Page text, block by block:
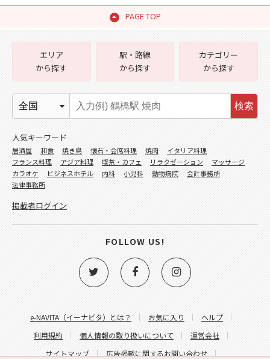
PAGE TOP
e-NAVITA（イーナビタ）とは？ お気に入り
ヘルプ
利用規約
個人情報の取り扱いについて
運営会社
サイトマップ
広告掲載に関するお問い合わせ
エリア
から探す
駅・路線
から探す
カテゴリー
から探す
検索
人気キーワード
居酒屋 和食 焼き鳥 懐石・会席料理 焼肉
イタリア料理
フランス料理
アジア料理 喫茶・カフェ リラクゼーション
マッサージ
カラオケ
ビジネスホテル 内科 小児科 動物病院
会計事務所
法律事務所
掲載者ログイン
FOLLOW US!